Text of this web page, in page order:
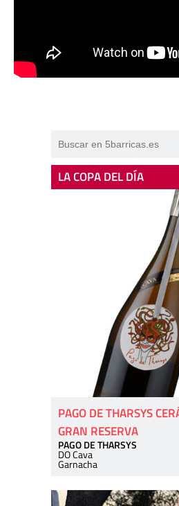
LA COPA DEL DÍA
PAGO DE THARSYS
GRAN RESERVA
PAGO DE THARSYS
DO Cava
Garnacha